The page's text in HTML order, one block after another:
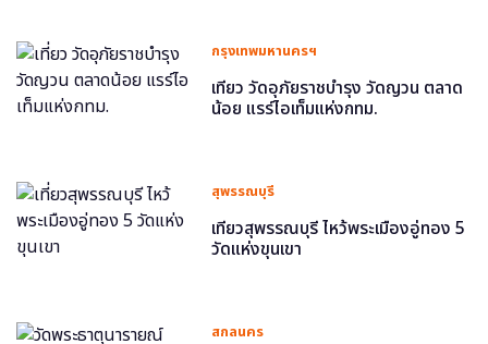
กรุงเทพมหานครฯ
เที่ยว วัดอุภัยราชบำรุง วัดญวน ตลาด
น้อย แรร์ไอเท็มแห่งกทม.
สุพรรณบุรี
เที่ยวสุพรรณบุรี ไหว้พระเมืองอู่ทอง 5
วัดแห่งขุนเขา
สกลนคร